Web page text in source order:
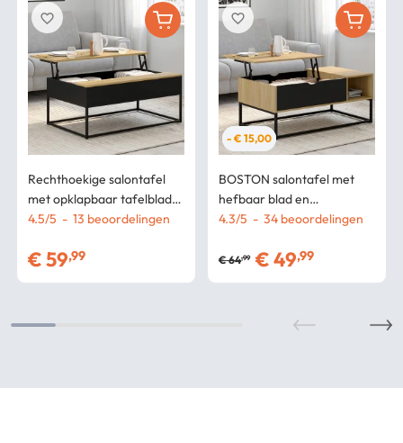
Rechthoekige salontafel
met opklapbaar tafelblad
BOSTON 100 cm zwart
tafelblad
4.5/5 - 13 beoordelingen
€59,99
favorite_border
- € 15,00
BOSTON salontafel met
hefbaar blad en
opbergmeubels in
4.3/5 - 34 beoordelingen
€64,99 €49,99
favorite_border